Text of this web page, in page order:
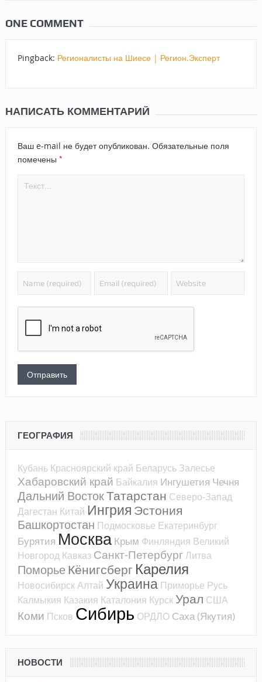
ONE COMMENT
Pingback: Регионалисты на Шиесе | Регион.Эксперт
НАПИСАТЬ КОММЕНТАРИЙ
Ваш e-mail не будет опубликован. Обязательные поля
помечены *
ГЕОГРАФИЯ
Кубань Красноярский край Беларусь Залесье
Хабаровский край Байкалия Ингушетия Чечня
Дальний ВостокТатарстан Северо-Запад
Дагестан Китай Ингрия Эстония
Башкортостан Подмосковье Екатеринбург
Бурятия Москва Крым Финляндия Великий
Новгород Кавказ Санкт-ПетербургЛитва
ПоморьеКёнигсберг Карелия
НовосибирскАлтай Украина Приморье Русь
Калмыкия Казакия Каталония Курск Урал США
Коми Псков Сибирь ОРДЛО Саха (Якутия)
НОВОСТИ